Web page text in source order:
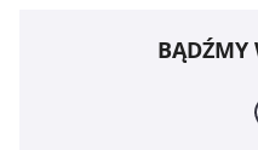
BĄDŹMY